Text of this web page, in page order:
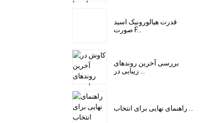
قدرت هیالورونیک اسید
صورت F...
بررسی آخرین روندهای